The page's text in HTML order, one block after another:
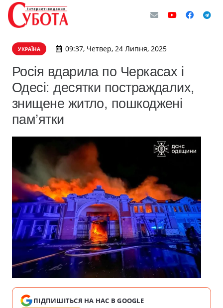
УКРАЇНА 09:37, Четвер, 24 Липня, 2025
Росія вдарила по Черкасах і
Одесі: десятки постраждалих,
знищене житло, пошкоджені
пам’ятки
ПІДПИШІТЬСЯ НА НАС В GOOGLE